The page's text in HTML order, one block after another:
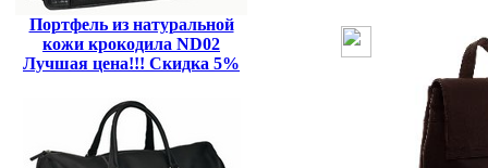
Портфель из натуральной
кожи крокодила ND02
Лучшая цена!!! Скидка 5%